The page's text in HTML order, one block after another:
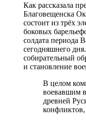
Как рассказала
Благовещенска
состоит из трёх
боковых
солдата периода
сегодняшнего
собирательный
и становление
В целом
воевавшим
древней